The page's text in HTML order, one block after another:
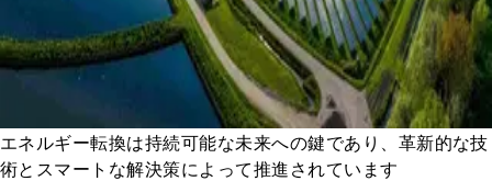
エネルギー転換は持続可能な未来への鍵であり、革新的な技
術とスマートな解決策によって推進されています